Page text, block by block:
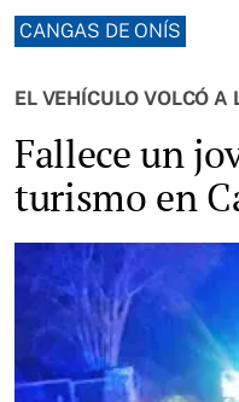
CANGAS DE ONÍS
EL VEHÍCULO VOLCÓ
Fallece un
turismo en